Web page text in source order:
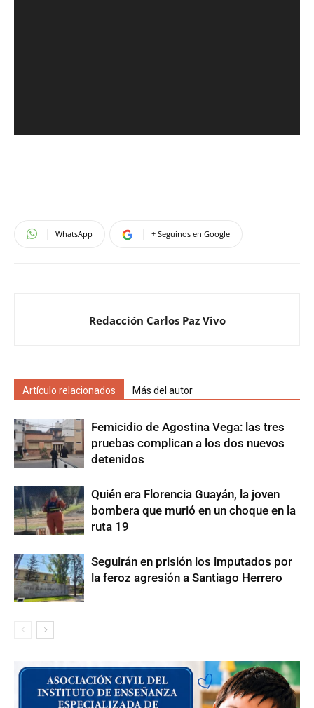
WhatsApp + Seguinos en Google
Redacción Carlos Paz Vivo
Artículo relacionados Más del autor
Femicidio de Agostina Vega: las tres
pruebas complican a los dos nuevos
detenidos
Quién era Florencia Guayán, la joven
bombera que murió en un choque en la
ruta 19
Seguirán en prisión los imputados por
la feroz agresión a Santiago Herrero